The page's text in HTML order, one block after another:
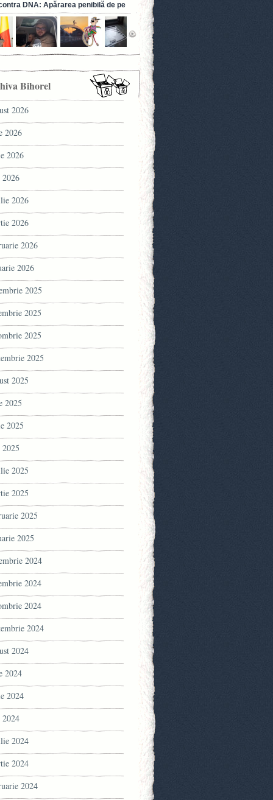
DNA: Apărarea penibilă de pe
fostului ministru al Sănătății (VIDEO)
Bihorel
2026
2026
2026
2026
2026
2026
2026
2025
2025
2025
2025
2025
2025
2025
2025
2025
2025
2025
2024
2024
2024
2024
2024
2024
2024
2024
2024
2024